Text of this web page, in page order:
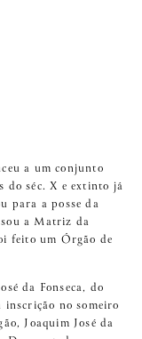
a um conjunto
do séc. X e extinto já
para a posse da
a Matriz da
feito um Órgão de
da Fonseca, do
inscrição no someiro
Joaquim José da